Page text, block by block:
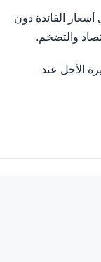
على أسعار الفائدة دون
والتضخم.
‌الأجل عند